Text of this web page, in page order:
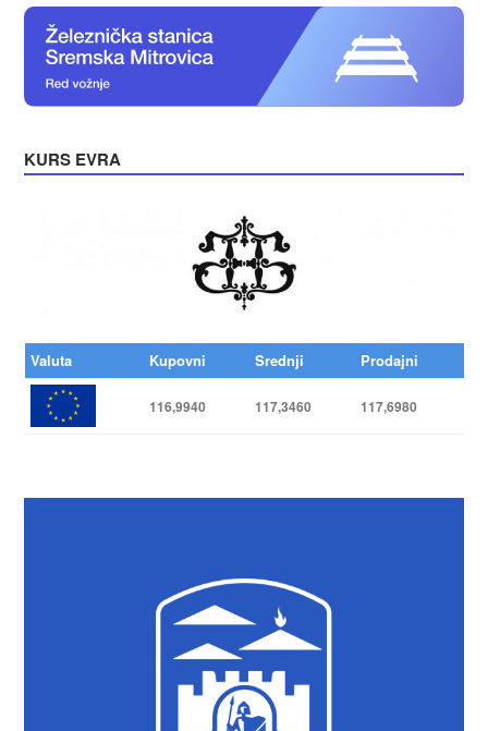
KURS EVRA
Valuta Kupovni Srednji Prodajni
116,9940 117,3460 117,6980